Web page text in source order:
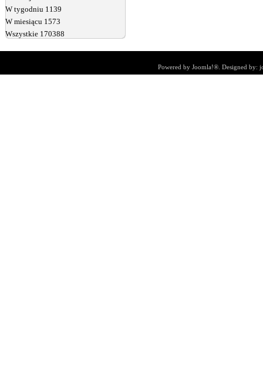
W tygodniu 1139
W miesiącu 1573
Wszystkie 170388
Powered by Joomla!®. Designed by: